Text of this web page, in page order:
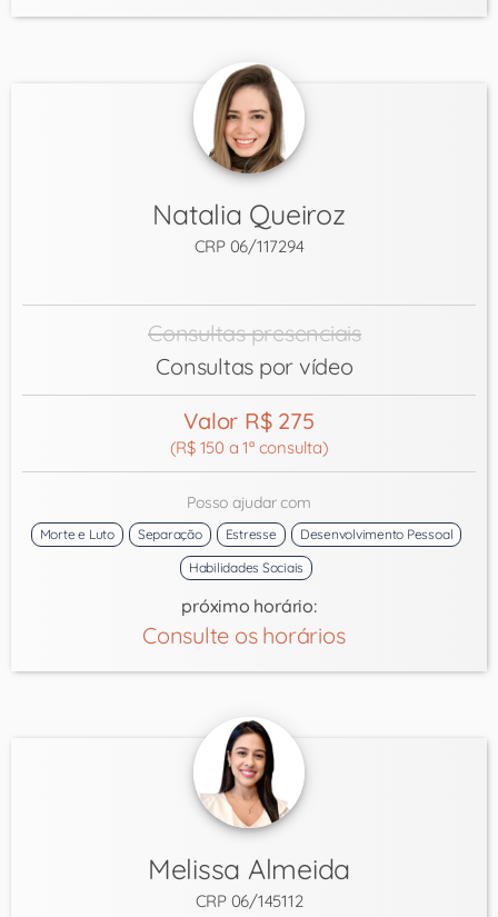
Natalia Queiroz
CRP 06/117294
Consultas presenciais
Consultas por vídeo
Valor R$ 275
(R$ 150 a 1ª consulta)
Posso ajudar com
Morte e Luto Separação Estresse
Desenvolvimento Pessoal
Habilidades Sociais
próximo horário:
Consulte os horários
Melissa Almeida
CRP 06/145112